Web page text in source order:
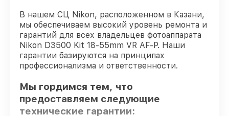
В нашем СЦ Nikon, расположенном в Казани,
мы обеспечиваем высокий уровень ремонта и
гарантий для всех владельцев фотоаппарата
Nikon D3500 Kit 18-55mm VR AF-P. Наши
гарантии базируются на принципах
профессионализма и ответственности.
Мы гордимся тем, что
предоставляем следующие
технические гарантии: